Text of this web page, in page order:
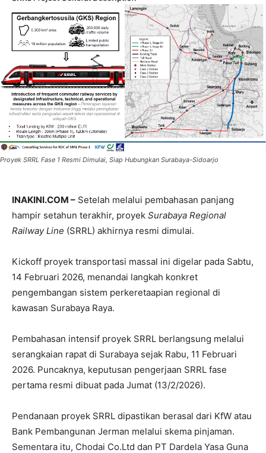
Proyek SRRL Fase 1 Resmi Dimulai, Siap Hubungkan Surabaya-Sidoarjo
INAKINI.COM – Setelah melalui pembahasan panjang
hampir setahun terakhir, proyek Surabaya Regional
Railway Line (SRRL) akhirnya resmi dimulai.
Kickoff proyek transportasi massal ini digelar pada Sabtu,
14 Februari 2026, menandai langkah konkret
pengembangan sistem perkeretaapian regional di
kawasan Surabaya Raya.
Pembahasan intensif proyek SRRL berlangsung melalui
serangkaian rapat di Surabaya sejak Rabu, 11 Februari
2026. Puncaknya, keputusan pengerjaan SRRL fase
pertama resmi dibuat pada Jumat (13/2/2026).
Pendanaan proyek SRRL dipastikan berasal dari KfW atau
Bank Pembangunan Jerman melalui skema pinjaman.
Sementara itu, Chodai Co.Ltd dan PT Dardela Yasa Guna